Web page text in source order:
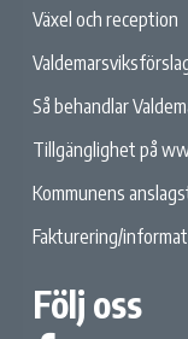
Växel och reception
Så behandlar
Tillgänglighet på
Kommunens
Fakturering/
Följ oss